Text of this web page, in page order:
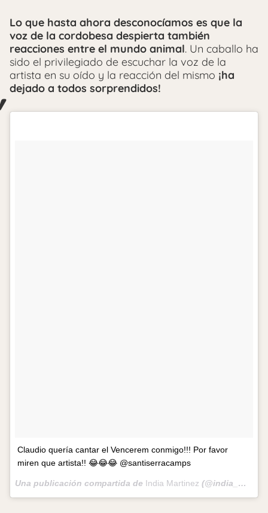
Lo que hasta ahora desconocíamos es que la
voz de la cordobesa despierta también
reacciones entre el mundo animal. Un caballo ha
sido el privilegiado de escuchar la voz de la
artista en su oído y la reacción del mismo ¡ha
dejado a todos sorprendidos!
Claudio quería cantar el Vencerem conmigo!!! Por favor
miren que artista!! 😂😂😂 @santiserracamps
Una publicación compartida de India Martinez (@india_martinez_oficial) el